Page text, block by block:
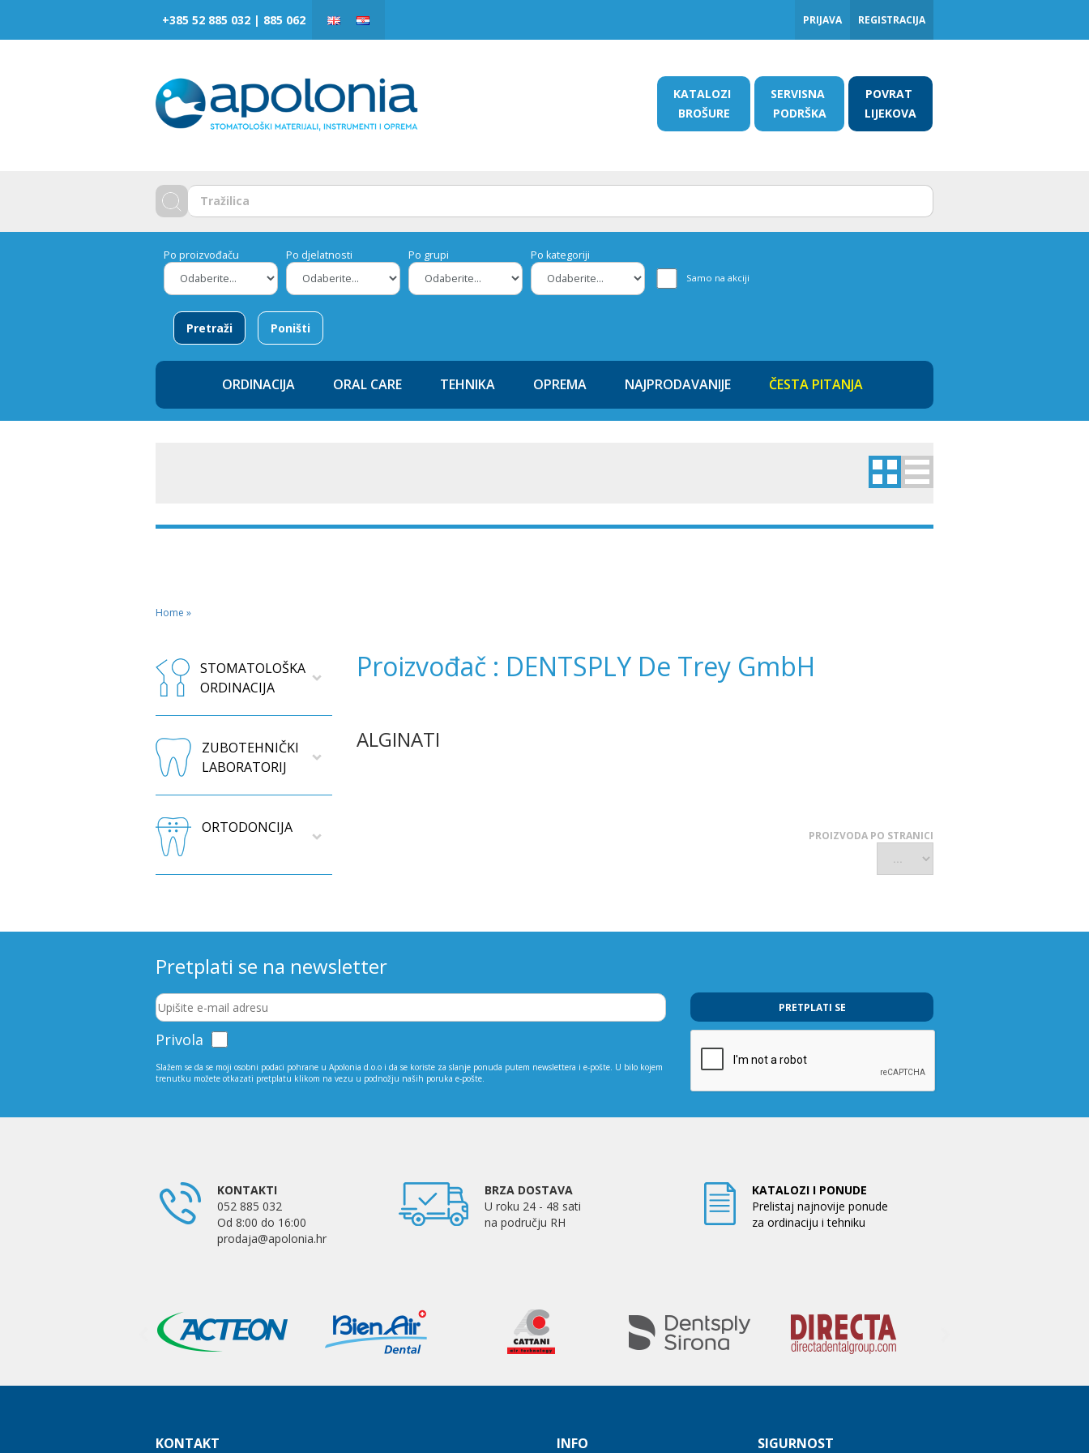
‎‎+385 52 885 032 | 885 062 PRIJAVA REGISTRACIJA
KATALOZI
BROŠURE
SERVISNA
PODRŠKA
POVRAT
LIJEKOVA
Po proizvođaču Po djelatnosti Po grupi Po kategoriji
Samo na akciji
Pretraži Poništi
ORDINACIJA ORAL CARE TEHNIKA OPREMA NAJPRODAVANIJE ČESTA PITANJA
Home »
STOMATOLOŠKA
ORDINACIJA
ZUBOTEHNIČKI
LABORATORIJ
ORTODONCIJA
Proizvođač : DENTSPLY De Trey GmbH
ALGINATI
PROIZVODA PO STRANICI
Pretplati se na newsletter
Privola
Slažem se da se moji osobni podaci pohrane u Apolonia d.o.o i da se koriste za slanje ponuda putem newslettera i e-pošte. U bilo kojem
trenutku možete otkazati pretplatu klikom na vezu u podnožju naših poruka e-pošte.
PRETPLATI SE
KONTAKTI
052 885 032
Od 8:00 do 16:00
prodaja@apolonia.hr
BRZA DOSTAVA
U roku 24 - 48 sati
na području RH
KATALOZI I PONUDE
Prelistaj najnovije ponude
za ordinaciju i tehniku
KONTAKT INFO SIGURNOST